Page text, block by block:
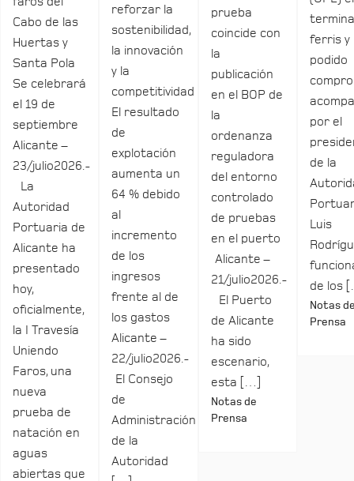
Cabo de las
Huertas y
Santa Pola
Se celebrará
el 19 de
septiembre
Alicante –
23/julio2026.-
La
Autoridad
Portuaria de
Alicante ha
presentado
hoy,
oficialmente,
la I Travesía
Uniendo
Faros, una
nueva
prueba de
natación en
aguas
abiertas que
reforzar la
sostenibilidad,
la innovación
y la
competitividad
El resultado
de
explotación
aumenta un
64 % debido
al
incremento
de los
ingresos
frente al de
los gastos
Alicante –
22/julio2026.-
El Consejo
de
Administración
de la
Autoridad
prueba
coincide con
la
publicación
en el BOP de
la
ordenanza
reguladora
del entorno
controlado
de pruebas
en el puerto
Alicante –
21/julio2026.-
El Puerto
de Alicante
ha sido
escenario,
esta […]
Notas de
Prensa
ferris y
podido
por el
de la
Luis
de los
Notas
Prensa